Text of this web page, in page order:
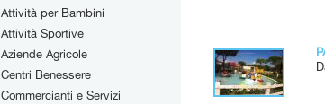
Attività per Bambini
Attività Sportive
Aziende Agricole
Centri Benessere
Commercianti e Servizi